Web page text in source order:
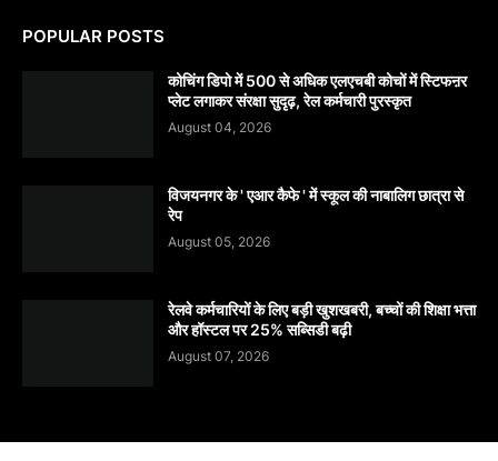
POPULAR POSTS
कोचिंग डिपो में 500 से अधिक एलएचबी कोचों में स्टिफऩर
प्लेट लगाकर संरक्षा सुदृढ़, रेल कर्मचारी पुरस्कृत
August 04, 2026
विजयनगर के ' एआर कैफे ' में स्कूल की नाबालिग छात्रा से
रेप
August 05, 2026
रेलवे कर्मचारियों के लिए बड़ी खुशखबरी, बच्चों की शिक्षा भत्ता
और हॉस्टल पर 25% सब्सिडी बढ़ी
August 07, 2026